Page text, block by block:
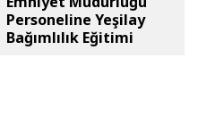
Personeline Yeşilay
Bağımlılık Eğitimi